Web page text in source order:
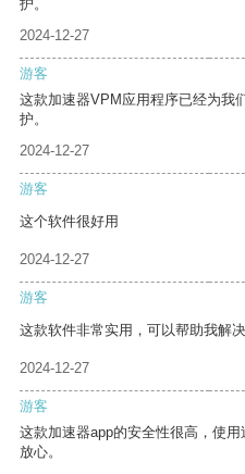
护。
2024-12-27
游客
这款加速器VPM应用程序已经为我
护。
2024-12-27
游客
这个软件很好用
2024-12-27
游客
这款软件非常实用，可以帮助我解决
2024-12-27
游客
这款加速器app的安全性很高，使
放心。